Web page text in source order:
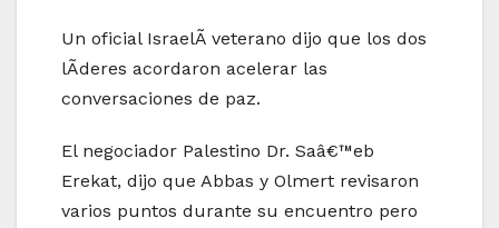
Un oficial IsraelÃ­ veterano dijo que los dos
lÃ­deres acordaron acelerar las
conversaciones de paz.
El negociador Palestino Dr. Saâ€™eb
Erekat, dijo que Abbas y Olmert revisaron
varios puntos durante su encuentro pero